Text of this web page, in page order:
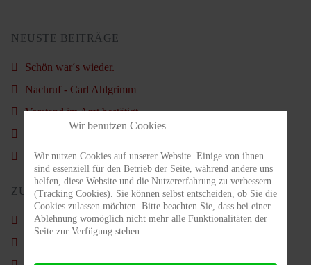
NEUSTE BEITRÄGE
Schön war´s wieder.
Nachruf - Carl Ahlgrimm
Vorstand im Amt bestätigt
Sommercamp für Erwachsene 2025
ZULETZT AKTUALISIERT
Vorstand im Amt bestätigt
Wir benutzen Cookies
Wir nutzen Cookies auf unserer Website. Einige von ihnen
sind essenziell für den Betrieb der Seite, während andere uns
helfen, diese Website und die Nutzererfahrung zu verbessern
(Tracking Cookies). Sie können selbst entscheiden, ob Sie die
Cookies zulassen möchten. Bitte beachten Sie, dass bei einer
Ablehnung womöglich nicht mehr alle Funktionalitäten der
Seite zur Verfügung stehen.